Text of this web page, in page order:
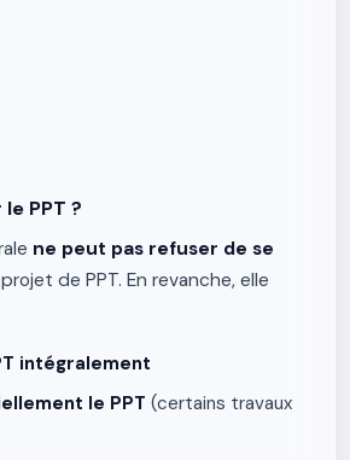
PPT ?
ne peut pas refuser de se
de PPT. En revanche, elle
intégralement
le PPT (certains travaux